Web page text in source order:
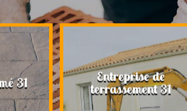
31 Entreprise de
terrassement 31